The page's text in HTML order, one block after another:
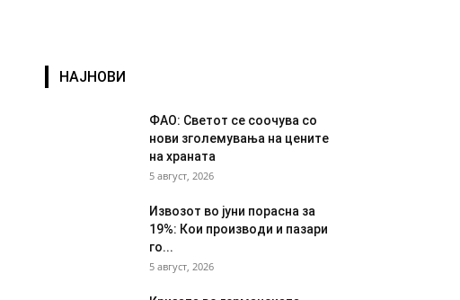
НАЈНОВИ
ФАО: Светот се соочува со
нови зголемувања на цените
на храната
5 август, 2026
Извозот во јуни порасна за
19%: Кои производи и пазари
го...
5 август, 2026